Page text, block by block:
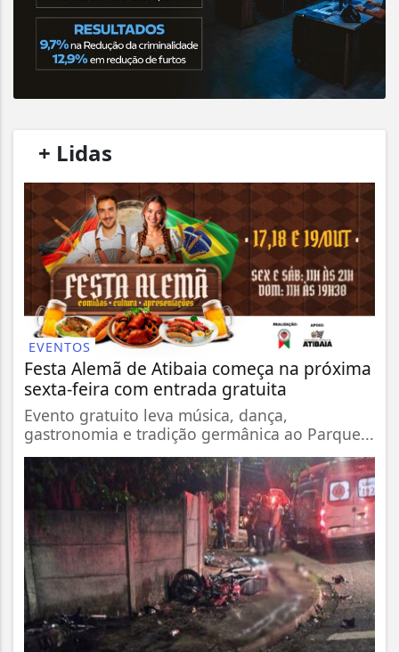
+ Lidas
EVENTOS
Festa Alemã de Atibaia começa na próxima
sexta-feira com entrada gratuita
Evento gratuito leva música, dança,
gastronomia e tradição germânica ao Parque...